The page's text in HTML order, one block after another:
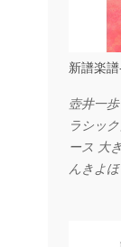
新譜楽
壺井一
ラシッ
ース 大
んきよ